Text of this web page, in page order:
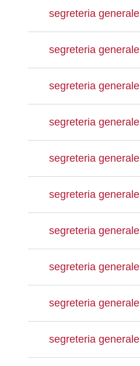
segreteria generale
segreteria generale
segreteria generale
segreteria generale
segreteria generale
segreteria generale
segreteria generale
segreteria generale
segreteria generale
segreteria generale